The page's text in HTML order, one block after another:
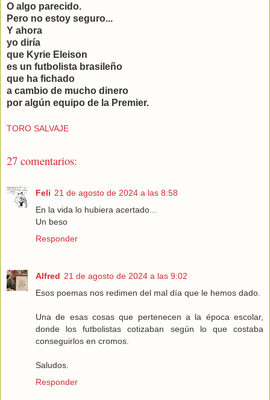
O algo parecido.
Pero no estoy seguro...
Y ahora
yo diría
que Kyrie Eleison
es un futbolista brasileño
que ha fichado
a cambio de mucho dinero
por algún equipo de la Premier.
TORO SALVAJE
27 comentarios:
Feli 21 de agosto de 2024 a las 8:58
En la vida lo hubiera acertado...
Un beso
Responder
Alfred 21 de agosto de 2024 a las 9:02
Esos poemas nos redimen del mal día que le hemos dado.
Una de esas cosas que pertenecen a la época escolar,
donde los futbolistas cotizaban según lo que costaba
conseguirlos en cromos.
Saludos.
Responder